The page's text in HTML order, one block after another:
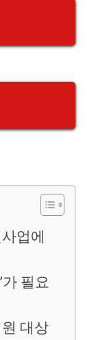
업에
필요
대상